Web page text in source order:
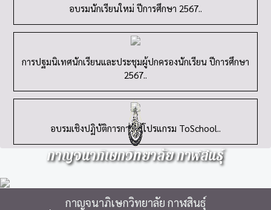
อบรมเชิงปฏิบัติการการใช้โปรแกรม ToSchool..
กาญจนาภิเษกวิทยาลัย กาฬสินธุ์
กาญจนาภิเษกวิทยาลัย กาฬสินธุ์
เลขที่ 99 หมู่ 16 ตำบลคุ้มเก่า อำเภอเขาวง จังหวัด
กาฬสินธุ์ 46160
E-mail สำนักงาน : kroonapaporniyawan@gmail.com
งานสารบรรณ : kanchana_kalasin@hotmail.co.th เบอร์
ติดต่อ : 043 - 859127